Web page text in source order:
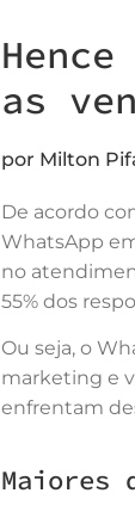
as
por Milton
De acordo
WhatsApp
no
55% dos
Ou seja, o
marketing e
enfrentam
Maiores